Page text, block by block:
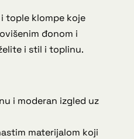
tople klompe koje
đonom i
i stil i toplinu.
i moderan izgled uz
materijalom koji